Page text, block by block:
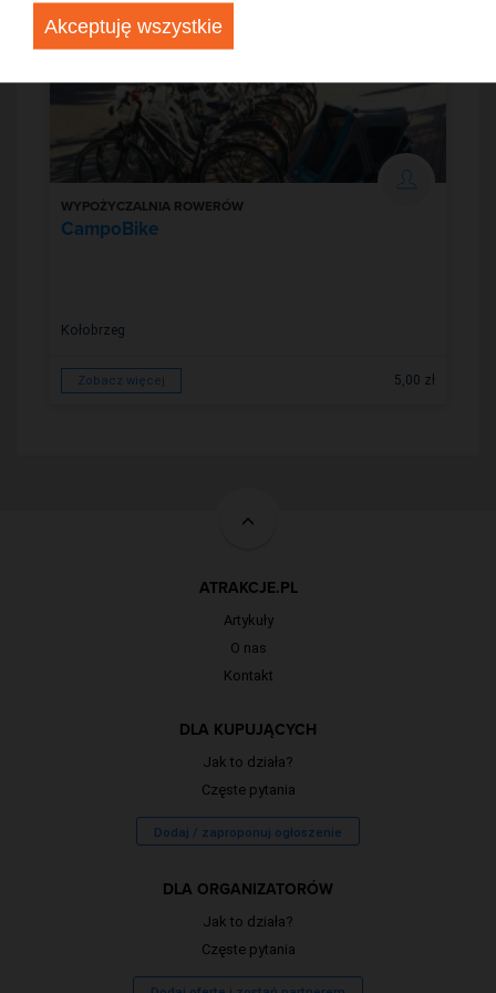
WYPOŻYCZALNIA ROWERÓW
CampoBike
Kołobrzeg
Zobacz więcej 5,00 zł
ATRAKCJE.PL
Artykuły
O nas
Kontakt
DLA KUPUJĄCYCH
Jak to działa?
Częste pytania
Dodaj / zaproponuj ogłoszenie
DLA ORGANIZATORÓW
Jak to działa?
Częste pytania
Akceptuję wszystkie